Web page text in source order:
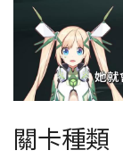
關卡種類